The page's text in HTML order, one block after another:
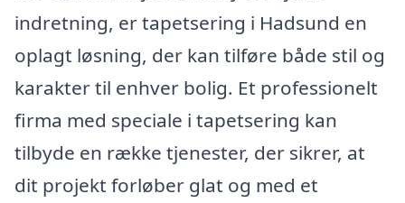
indretning, er tapetsering i Hadsund en
oplagt løsning, der kan tilføre både stil og
karakter til enhver bolig. Et professionelt
firma med speciale i tapetsering kan
tilbyde en række tjenester, der sikrer, at
dit projekt forløber glat og med et